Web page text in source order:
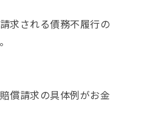
求される債務不履行の
償請求の具体例がお金